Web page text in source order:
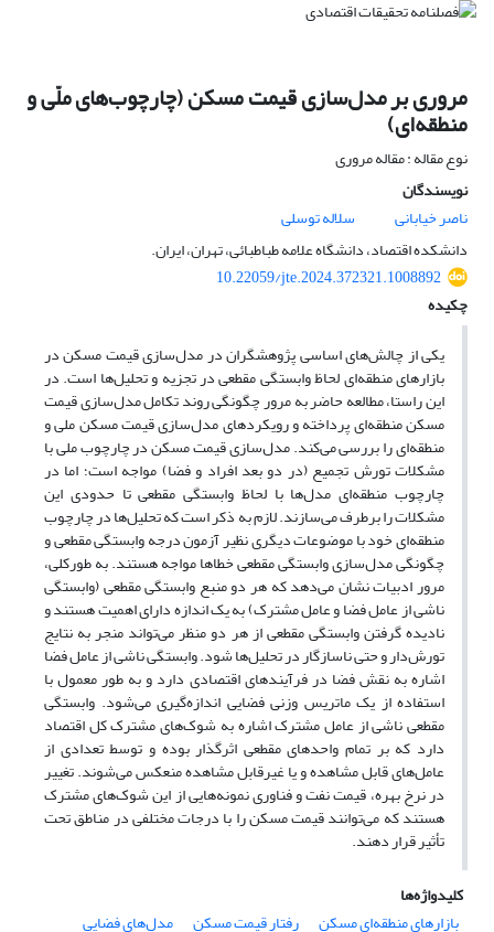
مروری بر مدل‌سازی قیمت مسکن (چارچوب‌های ملّی و
منطقه‌ای)
نوع مقاله : مقاله مروری
نویسندگان
ناصر خیابانی
سلاله توسلی
دانشکده اقتصاد، دانشگاه علامه طباطبائی، تهران، ایران.
10.22059/jte.2024.372321.1008892
چکیده
یکی از چالش‌های اساسی پژوهشگران در مدل‌سازی قیمت مسکن در
بازارهای منطقه‌ای لحاظ وابستگی مقطعی در تجزیه و تحلیل‌ها است. در
این راستا، مطالعه حاضر به مرور چگونگی روند تکامل مدل‌سازی قیمت
مسکن منطقه‌ای پرداخته و رویکردهای مدل‌سازی قیمت مسکن ملی و
منطقه‌ای را بررسی می‌کند. مدل‌سازی قیمت مسکن در چارچوب ملی با
مشکلات تورش تجمیع (در دو بعد افراد و فضا) مواجه است؛ اما در
چارچوب منطقه‌ای مدل‌ها با لحاظ وابستگی مقطعی تا حدودی این
مشکلات را برطرف می‌سازند. لازم به ذکر است که تحلیل‌ها در چارچوب
منطقه‌ای خود با موضوعات دیگری نظیر آزمون درجه وابستگی مقطعی و
چگونگی مدل‌سازی وابستگی مقطعی خطاها مواجه هستند. به طورکلی،
مرور ادبیات نشان می‌دهد که هر دو منبع وابستگی مقطعی (وابستگی
ناشی از عامل فضا و عامل مشترک) به یک اندازه دارای اهمیت هستند و
نادیده گرفتن وابستگی مقطعی از هر دو منظر می‌تواند منجر به نتایج
تورش‌دار و حتی ناسازگار در تحلیل‌ها شود. وابستگی ناشی از عامل فضا
اشاره به نقش فضا در فرآیندهای اقتصادی دارد و به طور معمول با
استفاده از یک ماتریس وزنی فضایی ‌اندازه‌گیری می‌شود. وابستگی
مقطعی ناشی از عامل مشترک اشاره به شوک‌های مشترک کل اقتصاد
دارد که بر تمام واحدهای مقطعی اثرگذار بوده و توسط تعدادی از
‌‌عامل‌های قابل مشاهده و یا غیرقابل مشاهده منعکس می‌شوند. تغییر
در نرخ بهره، قیمت نفت و فناوری نمونه‌هایی از این شوک‌های مشترک
هستند که می‌توانند قیمت مسکن را با درجات مختلفی در مناطق تحت
تأثیر قرار دهند.
کلیدواژه‌ها
بازارهای منطقه‌ای مسکن
رفتار قیمت مسکن مدل‌های فضایی